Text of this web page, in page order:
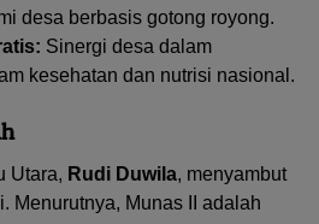
desa berbasis gotong royong.
Sinergi desa dalam
kesehatan dan nutrisi nasional.
Utara, Rudi Duwila, menyambut
Menurutnya, Munas II adalah